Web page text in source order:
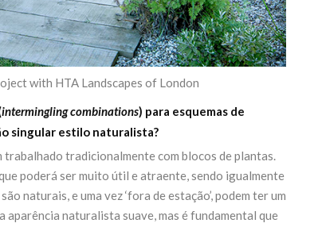
with HTA Landscapes of London
intermingling combinations) para esquemas de
singular estilo naturalista?
trabalhado tradicionalmente com blocos de plantas.
poderá ser muito útil e atraente, sendo igualmente
naturais, e uma vez ‘fora de estação’, podem ter um
aparência naturalista suave, mas é fundamental que